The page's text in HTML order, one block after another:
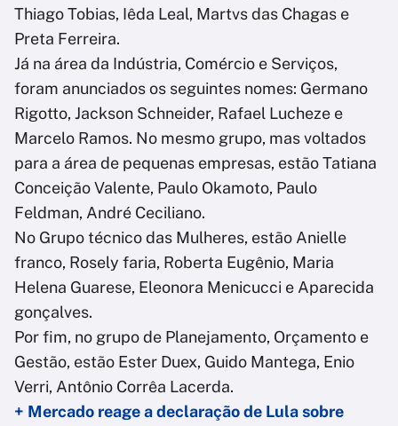
Thiago Tobias, Iêda Leal, Martvs das Chagas e
Preta Ferreira.
Já na área da Indústria, Comércio e Serviços,
foram anunciados os seguintes nomes: Germano
Rigotto, Jackson Schneider, Rafael Lucheze e
Marcelo Ramos. No mesmo grupo, mas voltados
para a área de pequenas empresas, estão Tatiana
Conceição Valente, Paulo Okamoto, Paulo
Feldman, André Ceciliano.
No Grupo técnico das Mulheres, estão Anielle
franco, Rosely faria, Roberta Eugênio, Maria
Helena Guarese, Eleonora Menicucci e Aparecida
gonçalves.
Por fim, no grupo de Planejamento, Orçamento e
Gestão, estão Ester Duex, Guido Mantega, Enio
Verri, Antônio Corrêa Lacerda.
+ Mercado reage a declaração de Lula sobre